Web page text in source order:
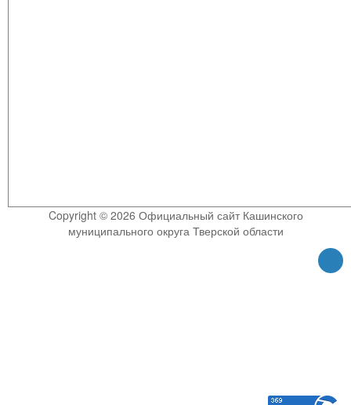
Copyright © 2026 Официальный сайт Кашинского
муниципального округа Тверской области